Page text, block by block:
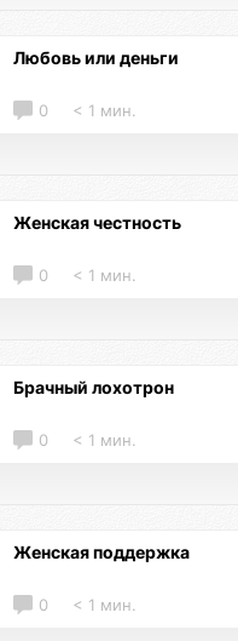
Любовь или деньги
0 < 1 мин.
Женская честность
0 < 1 мин.
Брачный лохотрон
0 < 1 мин.
Женская поддержка
0 < 1 мин.